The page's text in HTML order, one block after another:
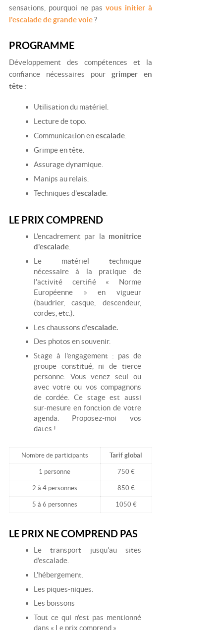
sensations, pourquoi ne pasvous initier à
l'escalade de grande voie?
PROGRAMME
Développement des compétences et la
confiance nécessaires pourgrimper en
tête:
Utilisation du matériel.
Lecture de topo.
Communication enescalade.
Grimpe en tête.
Assurage dynamique.
Manips au relais.
Techniques d'escalade.
LE PRIX COMPREND
L'encadrement par la monitrice
d'escalade.
Le matériel technique
nécessaire à la pratique de
l'activité certifié « Norme
Européenne » en vigueur
(baudrier, casque, descendeur,
cordes, etc.).
Les chaussons d'escalade.
Des photos en souvenir.
Stage à l'engagement : pas de
groupe constitué, ni de tierce
personne. Vous venez seul ou
avec votre ou vos compagnons
de cordée. Ce stage est aussi
sur-mesure en fonction de votre
agenda. Proposez-moi vos
dates !
Nombre de participants Tarif global
1 personne 750 €
2 à 4 personnes 850 €
5 à 6 personnes 1050 €
LE PRIX NE COMPREND PAS
Le transport jusqu'au sites
d'escalade.
L'hébergement.
Les piques-niques.
Les boissons
Tout ce qui n'est pas mentionné
dans « Le prix comprend ».